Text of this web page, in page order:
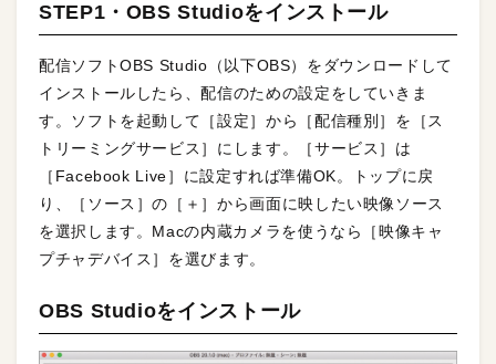
STEP1・OBS Studioをインストール
配信ソフトOBS Studio（以下OBS）をダウンロードして
インストールしたら、配信のための設定をしていきま
す。ソフトを起動して［設定］から［配信種別］を［ス
トリーミングサービス］にします。［サービス］は
［Facebook Live］に設定すれば準備OK。トップに戻
り、［ソース］の［＋］から画面に映したい映像ソース
を選択します。Macの内蔵カメラを使うなら［映像キャ
プチャデバイス］を選びます。
OBS Studioをインストール